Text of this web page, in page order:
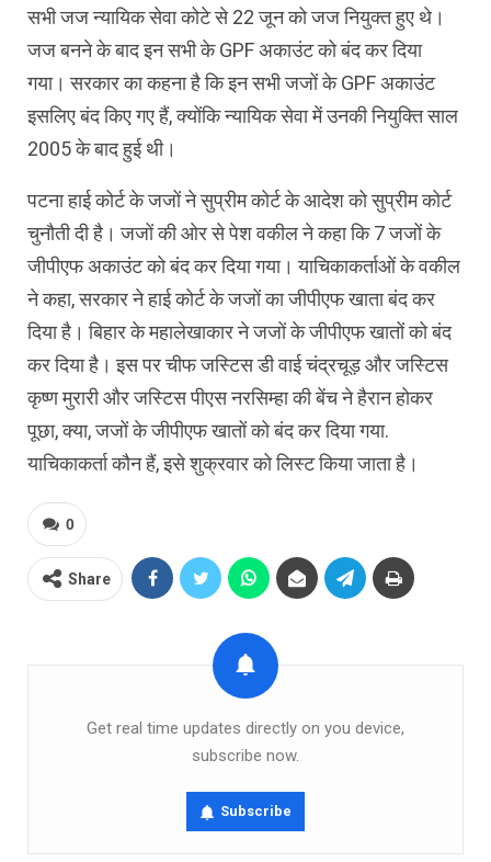
सभी जज न्यायिक सेवा कोटे से 22 जून को जज नियुक्त हुए थे।
जज बनने के बाद इन सभी के GPF अकाउंट को बंद कर दिया
गया। सरकार का कहना है कि इन सभी जजों के GPF अकाउंट
इसलिए बंद किए गए हैं, क्योंकि न्यायिक सेवा में उनकी नियुक्ति साल
2005 के बाद हुई थी।
पटना हाई कोर्ट के जजों ने सुप्रीम कोर्ट के आदेश को सुप्रीम कोर्ट
चुनौती दी है। जजों की ओर से पेश वकील ने कहा कि 7 जजों के
जीपीएफ अकाउंट को बंद कर दिया गया। याचिकाकर्ताओं के वकील
ने कहा, सरकार ने हाई कोर्ट के जजों का जीपीएफ खाता बंद कर
दिया है। बिहार के महालेखाकार ने जजों के जीपीएफ खातों को बंद
कर दिया है। इस पर चीफ जस्टिस डी वाई चंद्रचूड़ और जस्टिस
कृष्ण मुरारी और जस्टिस पीएस नरसिम्हा की बेंच ने हैरान होकर
पूछा, क्या, जजों के जीपीएफ खातों को बंद कर दिया गया.
याचिकाकर्ता कौन हैं, इसे शुक्रवार को लिस्ट किया जाता है।
0
Share
Get real time updates directly on you device,
subscribe now.
Subscribe